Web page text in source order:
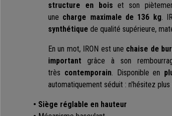
structure en bois et son
une charge maximale de 136 kg.
synthétique de qualité supérieure,
En un mot, IRON est une chaise de
important grâce à son
très contemporain. Disponible en
automatiquement séduit : n'hésitez
• Siège réglable en hauteur